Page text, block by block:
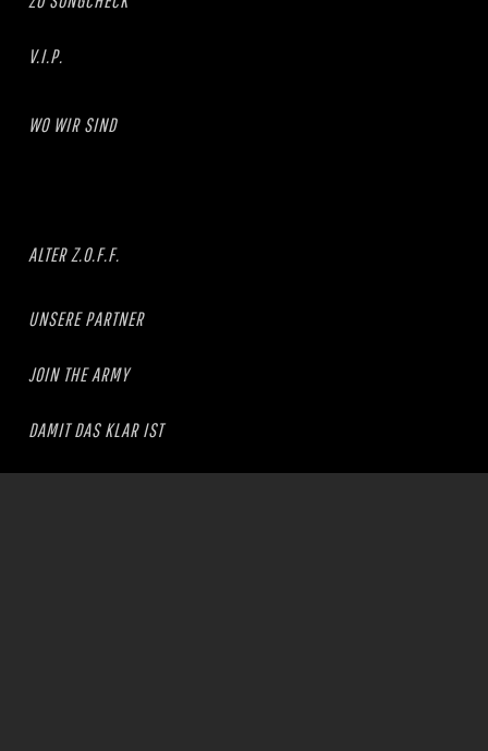
V.I.P.
WO WIR SIND
ALTER Z.O.F.F.
UNSERE PARTNER
JOIN THE ARMY
DAMIT DAS KLAR IST